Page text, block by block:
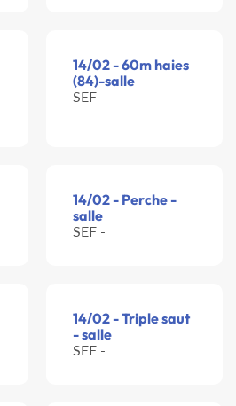
14/02 - 60m haies
(84)-salle
SEF -
14/02 - Perche -
salle
SEF -
14/02 - Triple saut
- salle
SEF -